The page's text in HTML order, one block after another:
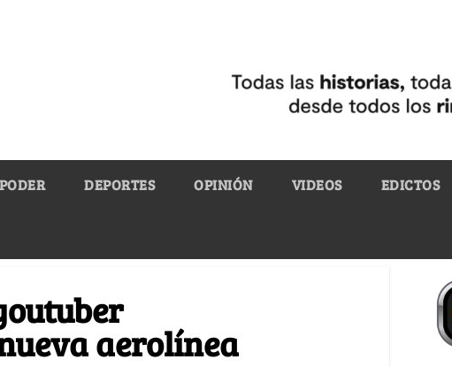
PODER DEPORTES OPINIÓN VIDEOS EDICTOS
aerolínea